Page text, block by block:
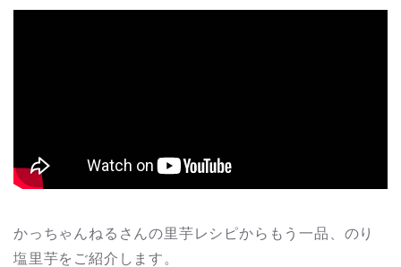
かっちゃんねるさんの里芋レシピからもう一品、のり
塩里芋をご紹介します。